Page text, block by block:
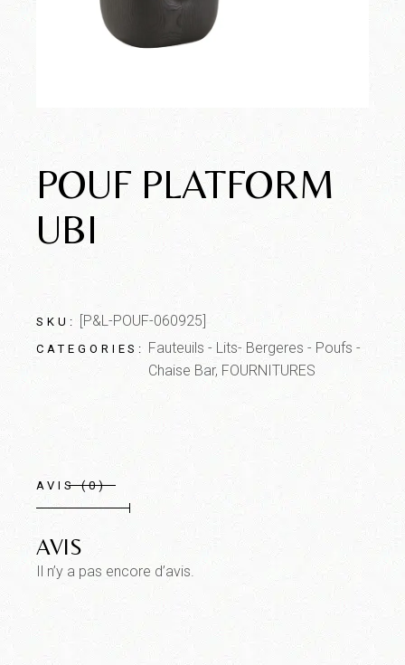
POUF PLATFORM
UBI
SKU: [P&L-POUF-060925]
CATEGORIES:
Fauteuils - Lits- Bergeres - Poufs -
Chaise Bar, FOURNITURES
AVIS (0)
AVIS
Il n’y a pas encore d’avis.